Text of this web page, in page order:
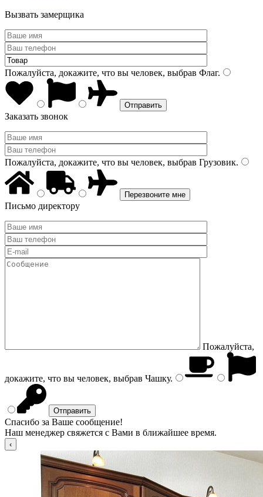
Вызвать замерщика
Пожалуйста, докажите, что вы человек, выбрав Флаг.
Заказать звонок
Пожалуйста, докажите, что вы человек, выбрав Грузовик.
Письмо директору
Пожалуйста,
докажите, что вы человек, выбрав Чашку.
Спасибо за Ваше сообщение!
Наш менеджер свяжется с Вами в ближайшее время.